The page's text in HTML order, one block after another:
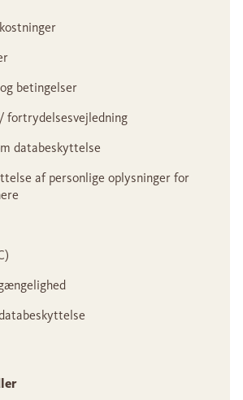
betingelser
fortrydelsesvejledning
databeskyttelse
af personlige oplysninger for